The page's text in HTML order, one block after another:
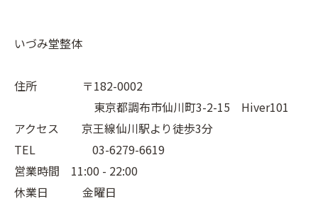
いづみ堂整体
住所 〒182-0002
東京都調布市仙川町3-2-15 Hiver101
アクセス 京王線仙川駅より徒歩3分
TEL 03-6279-6619
営業時間 11:00 - 22:00
休業日 金曜日